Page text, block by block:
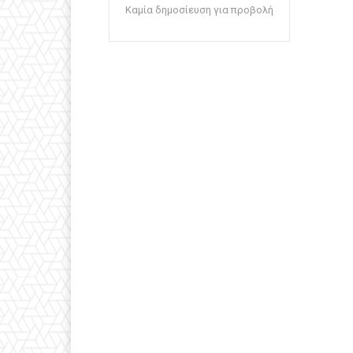
Καμία δημοσίευση για προβολή